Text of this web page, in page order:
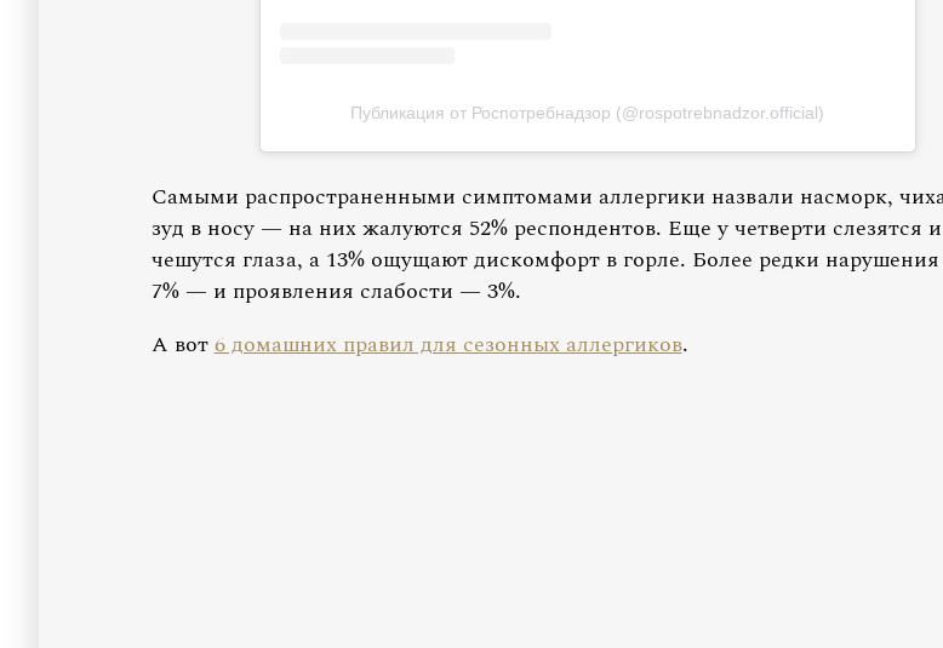
Публикация от Роспотребнадзор (@rospotrebnadzor.official)
Самыми распространенными симптомами аллергики назвали насморк,
зуд в носу — на них жалуются 52% респондентов. Еще у четверти слезятся и
чешутся глаза, а 13% ощущают дискомфорт в горле. Более редки
7% — и проявления слабости — 3%.
А вот6 домашних правил для сезонных аллергиков.